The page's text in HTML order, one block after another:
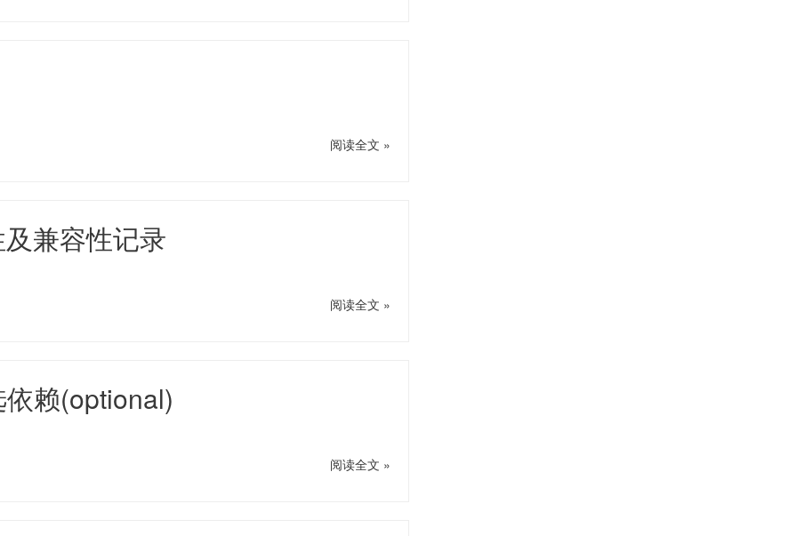
阅读全文 »
兼容性记录
阅读全文 »
赖(optional)
阅读全文 »